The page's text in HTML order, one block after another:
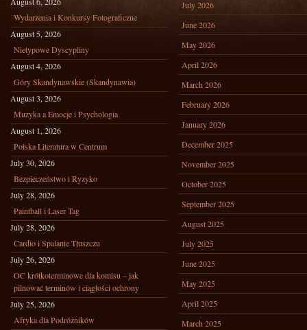
Wydarzenia i Konkursy Fotograficzne
August 5, 2026
Nietypowe Dyscypliny
August 4, 2026
Góry Skandynawskie (Skandynawia)
August 3, 2026
Muzyka a Emocje i Psychologia
August 1, 2026
Polska Literatura w Centrum
July 30, 2026
Bezpieczeństwo i Ryzyko
July 28, 2026
Paintball i Laser Tag
July 28, 2026
Cardio i Spalanie Tłuszczu
July 26, 2026
OC krótkoterminowe dla komisu – jak
pilnować terminów i ciągłości ochrony
July 25, 2026
Afryka dla Podróżników
July 2026
June 2026
May 2026
April 2026
March 2026
February 2026
January 2026
December 2025
November 2025
October 2025
September 2025
August 2025
July 2025
June 2025
May 2025
April 2025
March 2025